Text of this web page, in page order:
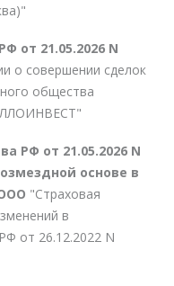
от 21.05.2026 N
о совершении сделок
общества
РФ от 21.05.2026 N
основе в
"Страховая
в
от 26.12.2022 N